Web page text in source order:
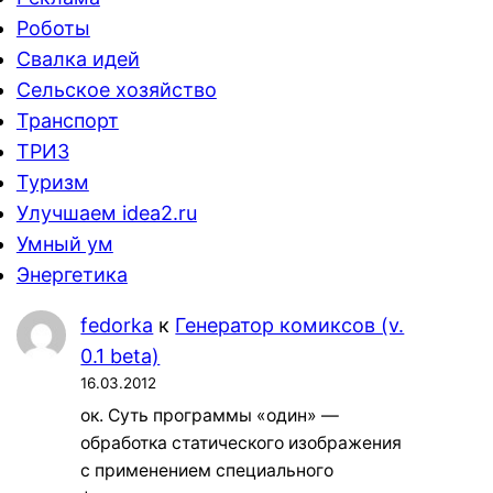
Роботы
Свалка идей
Сельское хозяйство
Транспорт
ТРИЗ
Туризм
Улучшаем idea2.ru
Умный ум
Энергетика
fedorka к Генератор комиксов (v.
0.1 beta)
16.03.2012
ок. Суть программы «один» —
обработка статического изображения
с применением специального